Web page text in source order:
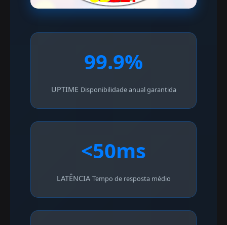
99.9%
UPTIME Disponibilidade anual garantida
<50ms
LATÊNCIA Tempo de resposta médio